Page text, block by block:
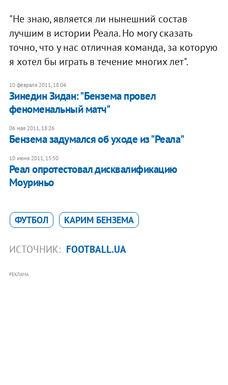
"Не знаю, является ли нынешний состав
лучшим в истории Реала. Но могу сказать
точно, что у нас отличная команда, за которую
я хотел бы играть в течение многих лет".
10 февраля 2011, 18:04
Зинедин Зидан: "Бензема провел
феноменальный матч"
06 мая 2011, 18:26
Бензема задумался об уходе из "Реала"
10 июня 2011, 15:50
Реал опротестовал дисквалификацию
Моуриньо
ФУТБОЛ КАРИМ БЕНЗЕМА
ИСТОЧНИК: FOOTBALL.UA
РЕКЛАМА